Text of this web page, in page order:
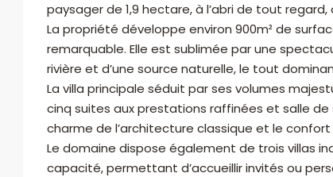
En soumettant ce formulaire, j'accepte les
conditions d'utilisation
Envoyer des Emails
WhatsApp
paysager de 1,9 hectare, à l’abri de tout
La propriété développe environ 900m² de
remarquable. Elle est sublimée par une
rivière et d’une source naturelle, le tout
La villa principale séduit par ses volumes
cinq suites aux prestations raffinées et salle
charme de l’architecture classique et le
Le domaine dispose également de trois villas
capacité, permettant d’accueillir invités ou